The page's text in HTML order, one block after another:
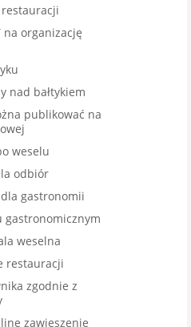
na organizację
nad bałtykiem
publikować na
weselu
odbiór
gastronomii
gastronomicznym
weselna
restauracji
zgodnie z
zawieszenie